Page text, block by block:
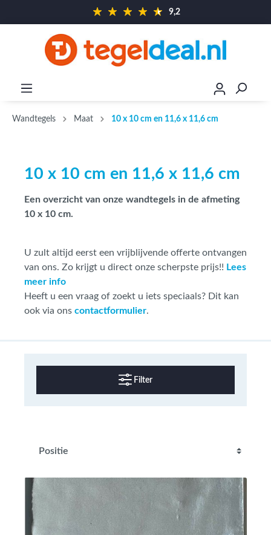
9,2
Wandtegels Maat 10 x 10 cm en 11,6 x 11,6 cm
10 x 10 cm en 11,6 x 11,6 cm
Een overzicht van onze wandtegels in de afmeting
10 x 10 cm.
U zult altijd eerst een vrijblijvende offerte ontvangen
van ons. Zo krijgt u direct onze scherpste prijs!! Lees
meer info
Heeft u een vraag of zoekt u iets speciaals? Dit kan
ook via ons contactformulier.
Filter